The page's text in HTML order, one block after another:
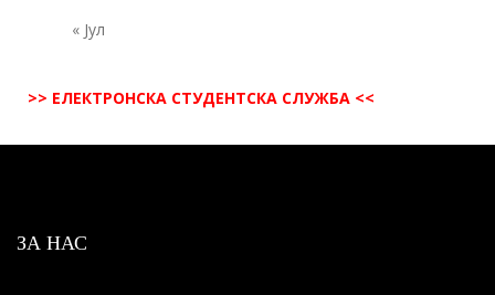
« Јул
>> ЕЛЕКТРОНСКА СТУДЕНТСКА СЛУЖБА <<
ЗА НАС